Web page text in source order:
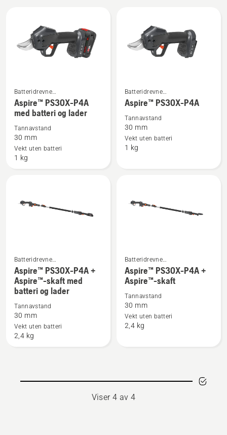
produkter
Se
flere
detaljer
om
Aspire™
PS30X-
Batteridrevne
beskjæringssakser
Aspire™ PS30X-P4A
med batteri og lader
Tannavstand
30 mm
Vekt uten batteri
1 kg
Se
flere
detaljer
om
Aspire™
PS30X-
Batteridrevne
beskjæringssakser
Aspire™ PS30X-P4A
Tannavstand
30 mm
Vekt uten batteri
1 kg
Se
flere
detaljer
om
Aspire™
PS30X-
P4A
Batteridrevne
beskjæringssakser
Aspire™ PS30X-P4A +
Aspire™-skaft med
batteri og lader
Tannavstand
30 mm
Vekt uten batteri
2,4 kg
Se
flere
om
Aspire™
PS30X-
Batteridrevne
beskjæringssakser
Aspire™ PS30X-P4A +
Aspire™-skaft
Tannavstand
30 mm
Vekt uten batteri
2,4 kg
Viser 4 av 4